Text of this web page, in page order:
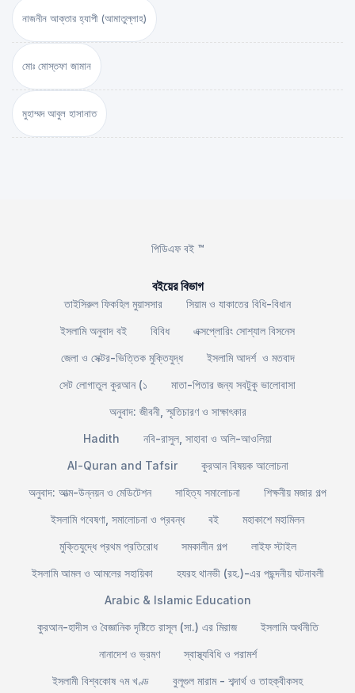
নাজনীন আক্তার হ্যাপী (আমাতুল্লাহ)
মোঃ মোস্তফা জামান
মুহাম্মদ আবুল হাসানাত
পিডিএফ বই ™
বইয়ের বিভাগ
তাইসিরুল ফিকহিল মুয়াসসার
সিয়াম ও যাকাতের বিধি-বিধান
ইসলামি অনুবাদ বই
বিবিধ
এক্সপ্লোরিং সোশ্যাল বিসনেস
জেলা ও সেক্টর-ভিত্তিক মুক্তিযুদ্ধ
ইসলামি আদর্শ ও মতবাদ
সেট লোগাতুল কুরআন (১
মাতা-পিতার জন্য সবটুকু ভালোবাসা
অনুবাদ: জীবনী, স্মৃতিচারণ ও সাক্ষাৎকার
Hadith
নবি-রাসুল, সাহাবা ও অলি-আওলিয়া
Al-Quran and Tafsir
কুরআন বিষয়ক আলোচনা
অনুবাদ: আত্ম-উন্নয়ন ও মেডিটেশন
সাহিত্য সমালোচনা
শিক্ষনীয় মজার গল্প
ইসলামি গবেষণা, সমালোচনা ও প্রবন্ধ
বই
মহাকাশে মহামিলন
মুক্তিযুদ্ধে প্রথম প্রতিরোধ
সমকালীন গল্প
লাইফ স্টাইল
ইসলামি আমল ও আমলের সহায়িকা
হযরহ থানভী (রহ.)-এর পছন্দনীয় ঘটনাবলী
Arabic & Islamic Education
কুরআন-হাদীস ও বৈজ্ঞানিক দৃষ্টিতে রাসূল (সা.) এর মিরাজ
ইসলামি অর্থনীতি
নানাদেশ ও ভ্রমণ
স্বাস্থ্যবিধি ও পরামর্শ
ইসলামী বিশ্বকোষ ৭ম খণ্ড
বুলূগুল মারাম - শব্দার্থ ও তাহক্বীকসহ